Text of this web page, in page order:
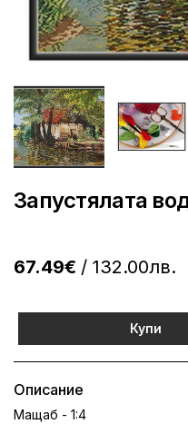
Запустялата
67.49€ / 132.00лв.
Купи
Описание
Мащаб - 1:4